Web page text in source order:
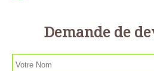
Demande de